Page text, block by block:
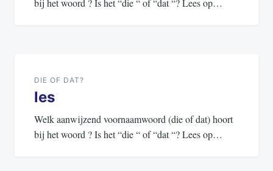
bij het woord ? Is het “die “ of “dat “? Lees op…
DIE OF DAT?
les
Welk aanwijzend voornaamwoord (die of dat) hoort
bij het woord ? Is het “die “ of “dat “? Lees op…